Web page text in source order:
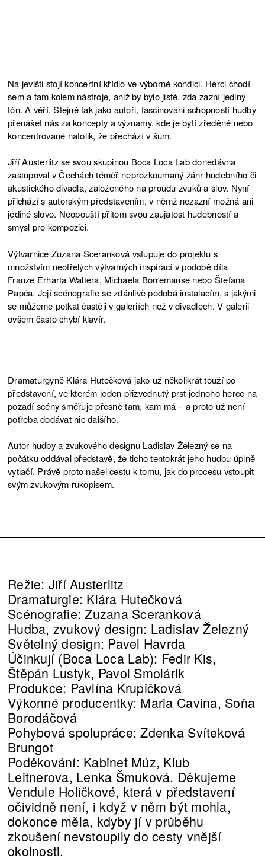
27.2.2022 LIDÉ CHODÍ SEM A TAM
18.2.2022 LIDÉ CHODÍ SEM A TAM
17.2.2022 LIDÉ CHODÍ SEM A TAM
27.10.2021 LIDÉ CHODÍ SEM A TAM
26.10.2021 LIDÉ CHODÍ SEM A TAM
25.10.2021 LIDÉ CHODÍ SEM A TAM
Na jevišti stojí koncertní křídlo ve výborné kondici. Herci chodí
sem a tam kolem nástroje, aniž by bylo jisté, zda zazní jediný
tón. A věří. Stejně tak jako autoři, fascinováni schopností hudby
přenášet nás za koncepty a významy, kde je bytí zředěné nebo
koncentrované natolik, že přechází v šum.
Jiří Austerlitz se svou skupinou Boca Loca Lab donedávna
zastupoval v Čechách téměř neprozkoumaný žánr hudebního či
akustického divadla, založeného na proudu zvuků a slov. Nyní
přichází s autorským představením, v němž nezazní možná ani
jediné slovo. Neopouští přitom svou zaujatost hudebností a
smysl pro kompozici.
Výtvarnice Zuzana Sceranková vstupuje do projektu s
množstvím neotřelých výtvarných inspirací v podobě díla
Franze Erharta Waltera, Michaela Borremanse nebo Štefana
Papča. Její scénografie se zdánlivě podobá instalacím, s jakými
se můžeme potkat častěji v galeriích než v divadlech. V galerii
ovšem často chybí klavír.
Dramaturgyně Klára Hutečková jako už několikrát touží po
představení, ve kterém jeden přizvednutý prst jednoho herce na
pozadí scény směřuje přesně tam, kam má – a proto už není
potřeba dodávat nic dalšího.
Autor hudby a zvukového designu Ladislav Železný se na
počátku oddával představě, že ticho tentokrát jeho hudbu úplně
vytlačí. Právě proto našel cestu k tomu, jak do procesu vstoupit
svým zvukovým rukopisem.
Režie: Jiří Austerlitz
Dramaturgie: Klára Hutečková
Scénografie: Zuzana Sceranková
Hudba, zvukový design: Ladislav Železný
Světelný design: Pavel Havrda
Účinkují (Boca Loca Lab): Fedir Kis,
Štěpán Lustyk, Pavol Smolárik
Produkce: Pavlína Krupičková
Výkonné producentky: Maria Cavina, Soňa
Borodáčová
Pohybová spolupráce: Zdenka Svíteková
Brungot
Poděkování: Kabinet Múz, Klub
Leitnerova, Lenka Šmuková. Děkujeme
Vendule Holičkové, která v představení
očividně není, i když v něm být mohla,
dokonce měla, kdyby jí v průběhu
zkoušení nevstoupily do cesty vnější
okolnosti.